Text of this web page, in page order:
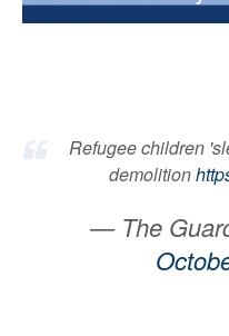
SOCIÁLNÍ SÍTĚ
Refugee children
demolition
— The